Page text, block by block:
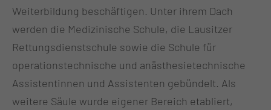
Weiterbildung beschäftigen. Unter ihrem Dach
werden die Medizinische Schule, die Lausitzer
Rettungsdienstschule sowie die Schule für
operationstechnische und anästhesietechnische
Assistentinnen und Assistenten gebündelt. Als
weitere Säule wurde eigener Bereich etabliert,